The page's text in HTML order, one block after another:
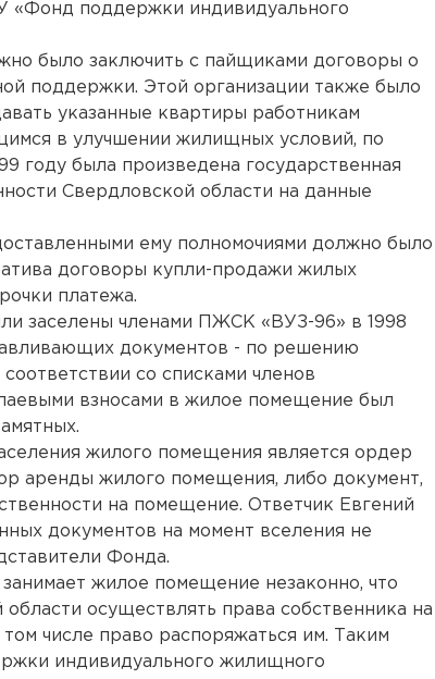
«Фонд поддержки индивидуального
было заключить с пайщиками договоры о
поддержки. Этой организации также было
указанные квартиры работникам
в улучшении жилищных условий, по
году была произведена государственная
Свердловской области на данные
ему полномочиями должно было
договоры купли-продажи жилых
платежа.
заселены членами ПЖСК «ВУЗ-96» в 1998
документов - по решению
со списками членов
взносами в жилое помещение был
жилого помещения является ордер
аренды жилого помещения, либо документ,
на помещение. Ответчик Евгений
документов на момент вселения не
Фонда.
занимает жилое помещение незаконно, что
осуществлять права собственника на
числе право распоряжаться им. Таким
индивидуального жилищного